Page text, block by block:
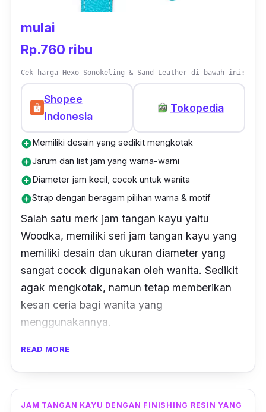
mulai
Rp.760 ribu
Cek harga Hexo Sonokeling & Sand Leather di bawah ini:
Shopee
Indonesia
Tokopedia
add_circleMemiliki desain yang sedikit mengkotak
add_circleJarum dan list jam yang warna-warni
add_circleDiameter jam kecil, cocok untuk wanita
add_circleStrap dengan beragam pilihan warna & motif
Salah satu merk jam tangan kayu yaitu
Woodka, memiliki seri jam tangan kayu yang
memiliki desain dan ukuran diameter yang
sangat cocok digunakan oleh wanita. Sedikit
agak mengkotak, namun tetap memberikan
kesan ceria bagi wanita yang
menggunakannya.
Hal itu terjadi karena corak-corak yang ada
mencari kesan elegan, terdapat varian tan
READ MORE
JAM TANGAN KAYU DENGAN FINISHING RESIN YANG